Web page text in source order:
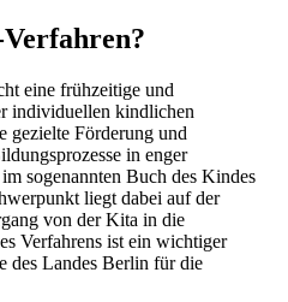
eine frühzeitige und
individuellen kindlichen
gezielte Förderung und
in enger
sogenannten Buch des Kindes
liegt dabei auf der
von der Kita in die
Verfahrens ist ein wichtiger
des Landes Berlin für die